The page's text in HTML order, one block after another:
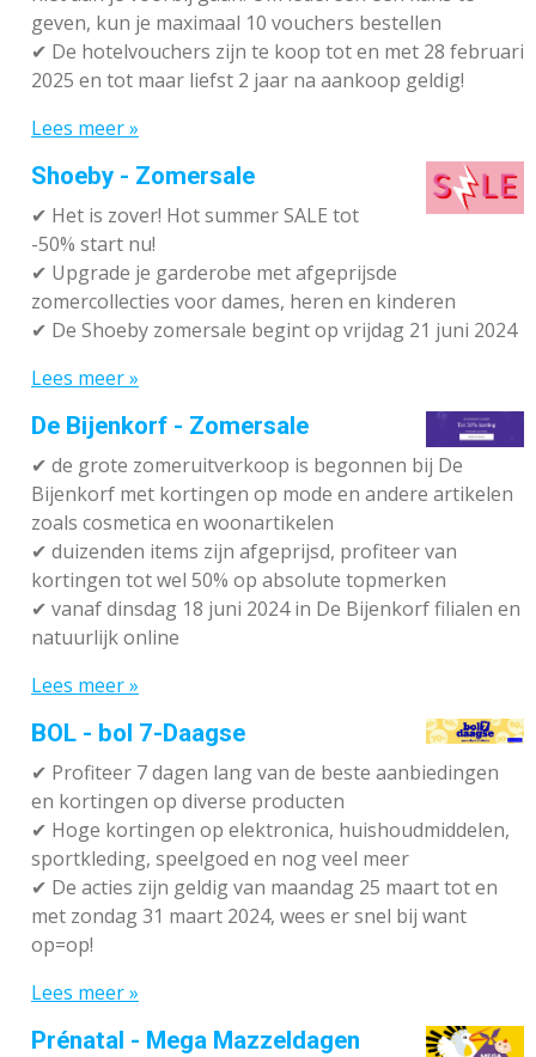
geven, kun je maximaal 10 vouchers bestellen
✔ De hotelvouchers zijn te koop tot en met 28 februari
2025 en tot maar liefst 2 jaar na aankoop geldig!
Lees meer »
Shoeby - Zomersale
✔ Het is zover! Hot summer SALE tot
-50% start nu!
✔ Upgrade je garderobe met afgeprijsde
zomercollecties voor dames, heren en kinderen
✔ De Shoeby zomersale begint op vrijdag 21 juni 2024
Lees meer »
De Bijenkorf - Zomersale
✔ de grote zomeruitverkoop is begonnen bij De
Bijenkorf met kortingen op mode en andere artikelen
zoals cosmetica en woonartikelen
✔ duizenden items zijn afgeprijsd, profiteer van
kortingen tot wel 50% op absolute topmerken
✔ vanaf dinsdag 18 juni 2024 in De Bijenkorf filialen en
natuurlijk online
Lees meer »
BOL - bol 7-Daagse
✔ Profiteer 7 dagen lang van de beste aanbiedingen
en kortingen op diverse producten
✔ Hoge kortingen op elektronica, huishoudmiddelen,
sportkleding, speelgoed en nog veel meer
✔ De acties zijn geldig van maandag 25 maart tot en
met zondag 31 maart 2024, wees er snel bij want
op=op!
Lees meer »
Prénatal - Mega Mazzeldagen